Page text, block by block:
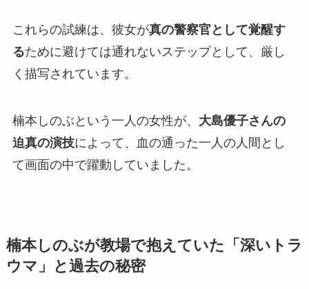
これらの試練は、彼女が真の警察官として覚醒す
るために避けては通れないステップとして、厳し
く描写されています。
楠本しのぶという一人の女性が、 大島優子さんの
迫真の演技によって、血の通った一人の人間とし
て画面の中で躍動していました。
楠本しのぶが教場で抱えていた「深いトラ
ウマ」と過去の秘密